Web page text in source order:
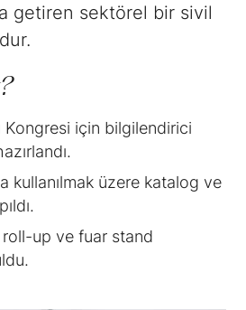
getiren sektörel bir sivil
Kongresi için bilgilendirici
kullanılmak üzere katalog ve
up ve fuar stand